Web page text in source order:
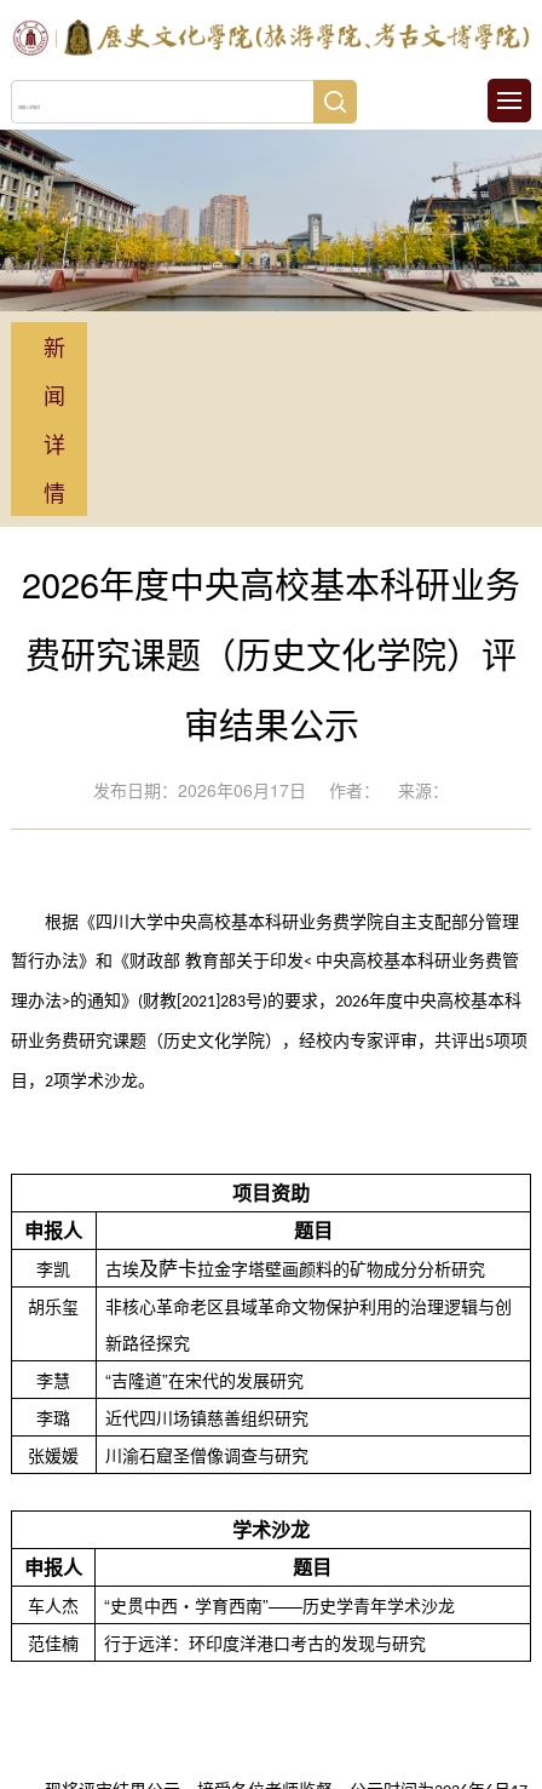
新
闻
详
情
2026年度中央高校基本科研业务
费研究课题（历史文化学院）评
审结果公示
发布日期：2026年06月17日 作者： 来源：
根据《四川大学中央高校基本科研业务费学院自主支配部分管理
暂行办法》和《财政部 教育部关于印发< 中央高校基本科研业务费管
理办法>的通知》 (财教[2021]283号)的要求， 2026年度中央高校基本科
研业务费研究课题（历史文化学院），经校内专家评审，共评出5项项
目 ， 2项学术沙龙。
项目资助
申报人
题目
李凯 古埃及萨卡拉金字塔壁画颜料的矿物成分分析研究
胡乐玺
非核心革命老区县域革命文物保护利用的治理逻辑与创
新路径探究
李慧
“吉隆道”在宋代的发展研究
李璐
近代四川场镇慈善组织研究
张媛媛
川渝石窟圣僧像调查与研究
学术沙龙
申报人
题目
车人杰 “史贯中西・学育西南”——历史学青年学术沙龙
范佳楠
行于远洋：环印度洋港口考古的发现与研究